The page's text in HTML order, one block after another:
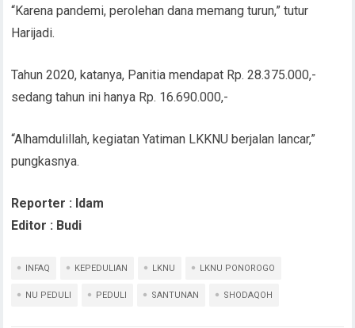
“Karena pandemi, perolehan dana memang turun,” tutur
Harijadi.
Tahun 2020, katanya, Panitia mendapat Rp. 28.375.000,-
sedang tahun ini hanya Rp. 16.690.000,-
“Alhamdulillah, kegiatan Yatiman LKKNU berjalan lancar,”
pungkasnya.
Reporter : Idam
Editor : Budi
INFAQ KEPEDULIAN LKNU LKNU PONOROGO
NU PEDULI PEDULI SANTUNAN SHODAQOH